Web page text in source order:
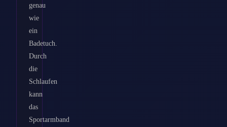
genau
wie
ein
Badetuch.
Durch
die
Schlaufen
kann
das
Sportarmband